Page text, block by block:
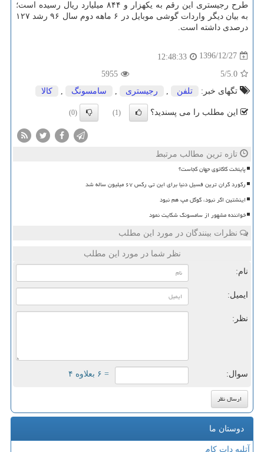
طرح رجیستری این رقم به یكهزار و ۸۴۴ میلیارد ریال رسیده است؛
به بیان دیگر واردات گوشی موبایل در ۶ ماهه دوم سال ۹۶ رشد ۱۲۷
درصدی داشته است.
1396/12/27
12:48:33
5.0
/5
5955
تگهای خبر:
تلفن رجیستری سامسونگ كالا
این مطلب را می پسندید؟ (1)
(0)
تازه ترین مطالب مرتبط
پایتخت کاکائوی جهان کجاست؟
رکورد گران ترین فسیل دنیا برای این تی رکس ۶۷ میلیون ساله شد
اینشتین اگر نبود، گوگل مپ هم نبود
خواننده مشهور از سامسونگ شکایت نمود
نظرات بینندگان در مورد این مطلب
نظر شما در مورد این مطلب
نام:
ایمیل:
نظر:
سوال: = ۶ بعلاوه ۴
دوستان ما
آتلیه دات کام